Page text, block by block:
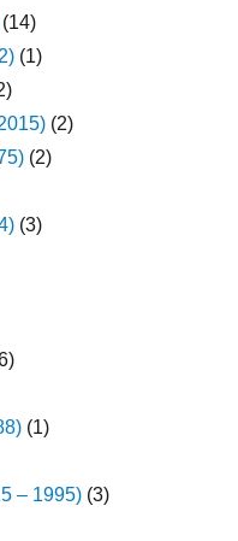
(14)
(1)
(2)
(2)
(3)
(1)
– 1995) (3)